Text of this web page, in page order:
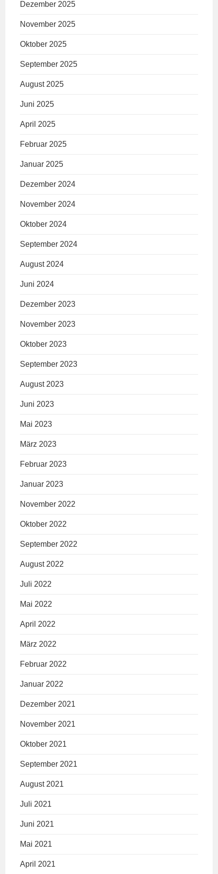
Dezember 2025
November 2025
Oktober 2025
September 2025
August 2025
Juni 2025
April 2025
Februar 2025
Januar 2025
Dezember 2024
November 2024
Oktober 2024
September 2024
August 2024
Juni 2024
Dezember 2023
November 2023
Oktober 2023
September 2023
August 2023
Juni 2023
Mai 2023
März 2023
Februar 2023
Januar 2023
November 2022
Oktober 2022
September 2022
August 2022
Juli 2022
Mai 2022
April 2022
März 2022
Februar 2022
Januar 2022
Dezember 2021
November 2021
Oktober 2021
September 2021
August 2021
Juli 2021
Juni 2021
Mai 2021
April 2021